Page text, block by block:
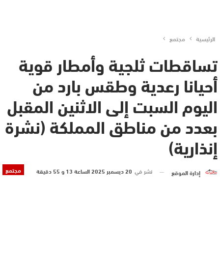
الرئيسية مجتمع
تساقطات ثلجية وأمطار قوية
أحيانا رعدية وطقس بارد من
اليوم السبت إلى الاثنين المقبل
بعدد من مناطق المملكة (نشرة
إنذارية)
مجتمع إدارة الموقع نشر في 20 ديسمبر 2025 الساعة 13 و 55 دقيقة